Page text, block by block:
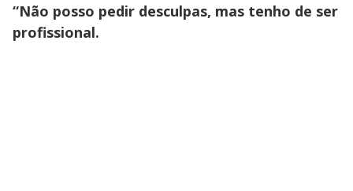
“Não posso pedir desculpas, mas tenho de ser
profissional.